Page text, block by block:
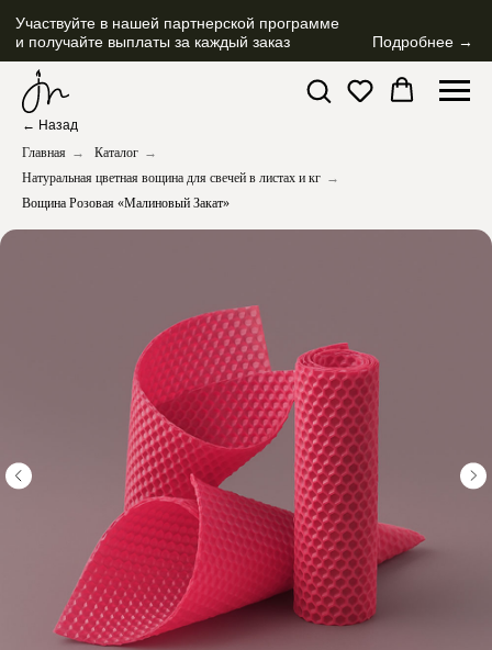
Участвуйте в нашей партнерской программе
и получайте выплаты за каждый заказ Подробнее →
← Назад
Главная → Каталог →
Натуральная цветная вощина для свечей в листах и кг →
Вощина Розовая «Малиновый Закат»